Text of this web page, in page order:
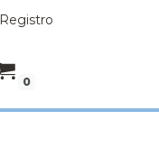
Registro
0